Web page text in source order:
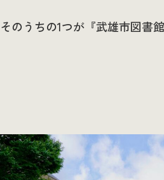
そのうちの1つが『武雄市図書